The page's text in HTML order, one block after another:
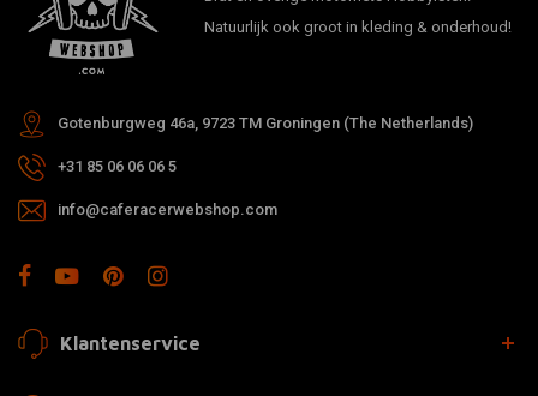
Natuurlijk ook groot in kleding & onderhoud!
Gotenburgweg 46a, 9723 TM Groningen (The Netherlands)
+31 85 06 06 06 5
info@caferacerwebshop.com
Klantenservice